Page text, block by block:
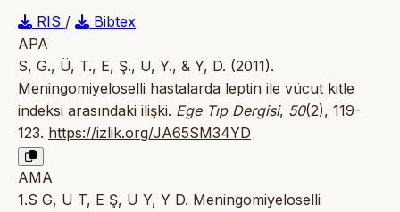
RIS /
Bibtex
APA
S, G., Ü, T., E, Ş., U, Y., & Y, D. (2011).
Meningomiyeloselli hastalarda leptin ile vücut kitle
indeksi arasındaki ilişki. Ege Tıp Dergisi, 50(2), 119-
123. https://izlik.org/JA65SM34YD
AMA
1.S G, Ü T, E Ş, U Y, Y D. Meningomiyeloselli